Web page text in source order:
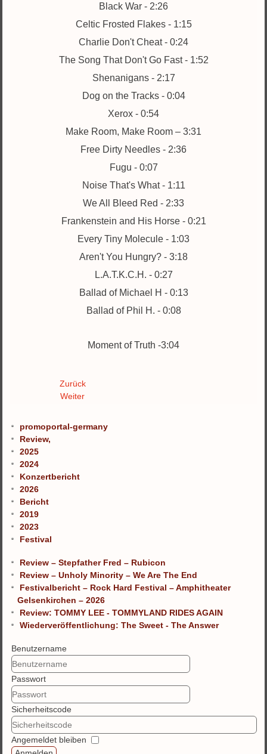
Black War - 2:26
Celtic Frosted Flakes - 1:15
Charlie Don't Cheat - 0:24
The Song That Don't Go Fast - 1:52
Shenanigans - 2:17
Dog on the Tracks - 0:04
Xerox - 0:54
Make Room, Make Room – 3:31
Free Dirty Needles - 2:36
Fugu - 0:07
Noise That's What - 1:11
We All Bleed Red - 2:33
Frankenstein and His Horse - 0:21
Every Tiny Molecule - 1:03
Aren't You Hungry? - 3:18
L.A.T.K.C.H. - 0:27
Ballad of Michael H - 0:13
Ballad of Phil H. - 0:08
Moment of Truth -3:04
Zurück
Weiter
promoportal-germany
Review,
2025
2024
Konzertbericht
2026
Bericht
2019
2023
Festival
Review – Stepfather Fred – Rubicon
Review – Unholy Minority – We Are The End
Festivalbericht – Rock Hard Festival – Amphitheater
Gelsenkirchen – 2026
Review: TOMMY LEE - TOMMYLAND RIDES AGAIN
Wiederveröffentlichung: The Sweet - The Answer
Benutzername
Passwort
Sicherheitscode
Angemeldet bleiben